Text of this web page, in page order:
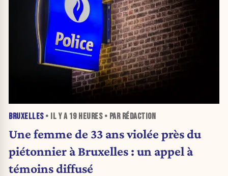
BRUXELLES• IL Y A 19 HEURES• PAR RÉDACTION
Une femme de 33 ans violée près du
piétonnier à Bruxelles : un appel à
témoins diffusé